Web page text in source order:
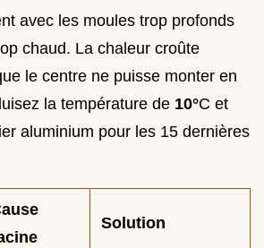
avec les moules trop profonds
chaud. La chaleur croûte
le centre ne puisse monter en
la température de 10°C et
aluminium pour les 15 dernières
Solution